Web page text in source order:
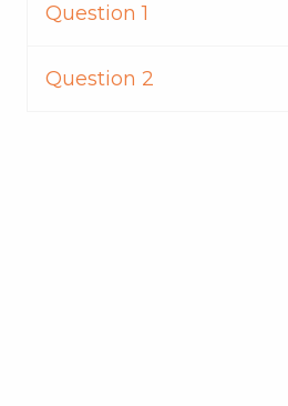
Question 1
Question 2